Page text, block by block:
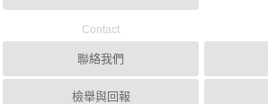
Contact
聯絡我們
檢舉與回報